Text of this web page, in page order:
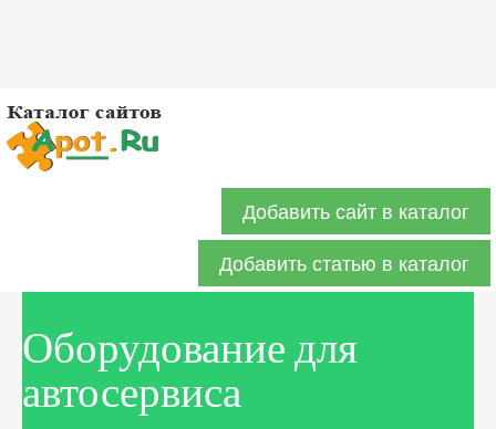
Добавить сайт в каталог
Добавить статью в каталог
Оборудование для
автосервиса